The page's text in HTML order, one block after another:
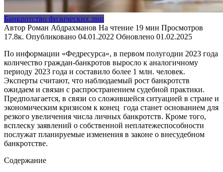
Банкротство физических лиц
Автор Роман Абдрахманов На чтение 19 мин Просмотров
17.8к. Опубликовано 04.01.2022 Обновлено 01.02.2025
По информации «Федресурса», в первом полугодии 2023 года
количество граждан-банкротов выросло к аналогичному
периоду 2023 года и составило более 1 млн. человек.
Эксперты считают, что наблюдаемый рост банкротств
ожидаем и связан с распространением судебной практики.
Предполагается, в связи со сложившейся ситуацией в стране и
экономическим кризисом к конец года станет основанием для
резкого увеличения числа личных банкротств. Кроме того,
всплеску заявлений о собственной неплатежеспособности
послужат планируемые изменения в законе о внесудебном
банкротстве.
Содержание